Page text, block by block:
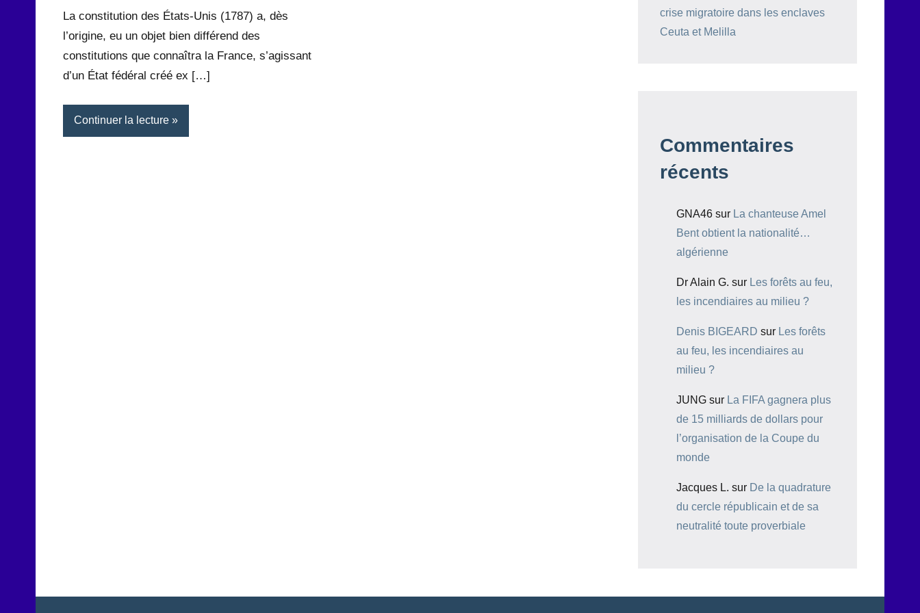
La constitution des États-Unis (1787) a, dès
l’origine, eu un objet bien différend des
constitutions que connaîtra la France, s’agissant
d’un État fédéral créé ex […]
Continuer la lecture
crise migratoire dans les enclaves
Ceuta et Melilla
Commentaires
récents
GNA46 sur La chanteuse Amel
Bent obtient la nationalité…
algérienne
Dr Alain G. sur Les forêts au feu,
les incendiaires au milieu ?
Denis BIGEARD sur Les forêts
au feu, les incendiaires au
milieu ?
JUNG sur La FIFA gagnera plus
de 15 milliards de dollars pour
l’organisation de la Coupe du
monde
Jacques L. sur De la quadrature
du cercle républicain et de sa
neutralité toute proverbiale